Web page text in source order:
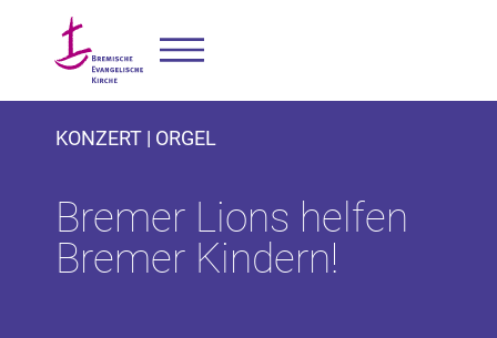
KONZERT | ORGEL
Bremer Lions helfen
Bremer Kindern!